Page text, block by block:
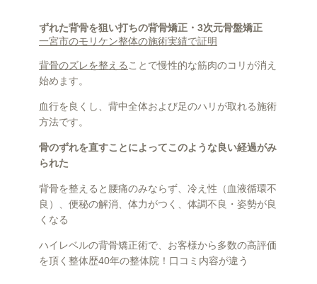
ずれた背骨を狙い打ちの背骨矯正・ 3次元骨盤矯正
一宮市のモリケン整体の施術実績で証明
背骨のズレを整える ことで慢性的な筋肉のコリが消え
始めます。
血行を良くし、背中全体および足のハリが取れる施術
方法です。
骨のずれを直すことによってこのような良い経過がみ
られた
背骨を整えると腰痛のみならず、冷え性（血液循環不
良）、便秘の解消、体力がつく、体調不良・姿勢が良
くなる
ハイレベルの背骨矯正術で、お客様から多数の高評価
を頂く整体歴40年の整体院！口コミ内容が違う